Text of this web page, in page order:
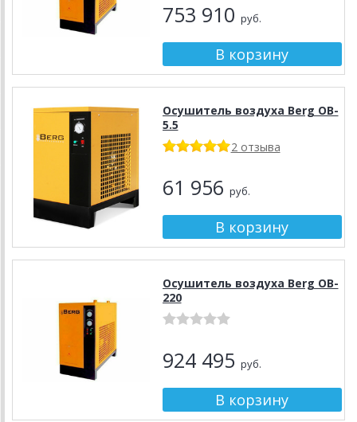
753 910 руб.
Осушитель воздуха Berg OB-
5.5
2 отзыва
61 956 руб.
Осушитель воздуха Berg OB-
220
924 495 руб.